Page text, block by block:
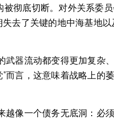
彻底切断。对外关系委
去了关键的地中海基地以
武器流动都变得更加复杂
而言，这意味着战略上的
越像一个债务无底洞：必